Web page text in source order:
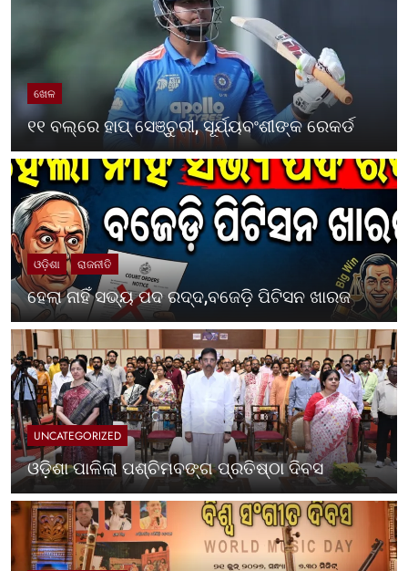
ଖେଳ
୧୧ ବଲ୍‌ରେ ହାପ୍ ସେଞ୍ଚୁରୀ, ସୂର୍ଯ୍ୟବଂଶୀଙ୍କ ରେକର୍ଡ
ଓଡ଼ିଶା ରାଜନୀତି
ହେଲା ନାହିଁ ସଭ୍ୟ ପଦ ରଦ୍ଦ,ବଜେଡ଼ି ପିଟିସନ ଖାରଜ
UNCATEGORIZED
ଓଡ଼ିଶା ପାଳିଲା ପଶ୍ଚିମବଙ୍ଗ ପ୍ରତିଷ୍ଠା ଦିବସ